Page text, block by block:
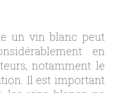
un vin blanc peut
en
notamment le
Il est important